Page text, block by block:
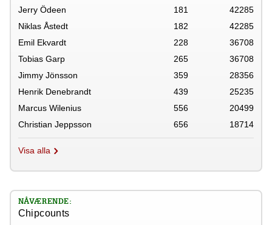
Jerry Ödeen
181
42285
Niklas Åstedt
182
42285
Emil Ekvardt
228
36708
Tobias Garp
265
36708
Jimmy Jönsson
359
28356
Henrik Denebrandt
439
25235
Marcus Wilenius
556
20499
Christian Jeppsson
656 18714
Visa alla
NÅVÆRENDE:
Chipcounts